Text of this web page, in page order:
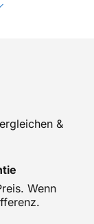
&
Wenn